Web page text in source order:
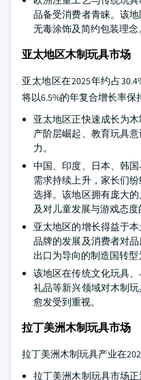
品备受消费者青睐。该地
无毒涂饰及简约包装理念。
亚太地区木制玩具市场
亚太地区在2025年约占
将以6.5%的年复合增长率保
亚太地区正快速成长为
产阶层崛起、教育玩具
力。
中国、印度、日本、韩
需求持续上升，家长们
选择。该地区拥有庞大
及对儿童发展与游戏态度
亚太地区的增长得益于
品牌的发展及消费者对
出口为导向的制造国转型
该地区在传统文化玩具
礼品等新兴领域对木制
愈发受到重视。
拉丁美洲木制玩具市场
拉丁美洲木制玩具产业在
拉丁美洲木制玩具市场